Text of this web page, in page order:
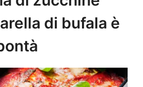
di bufala è